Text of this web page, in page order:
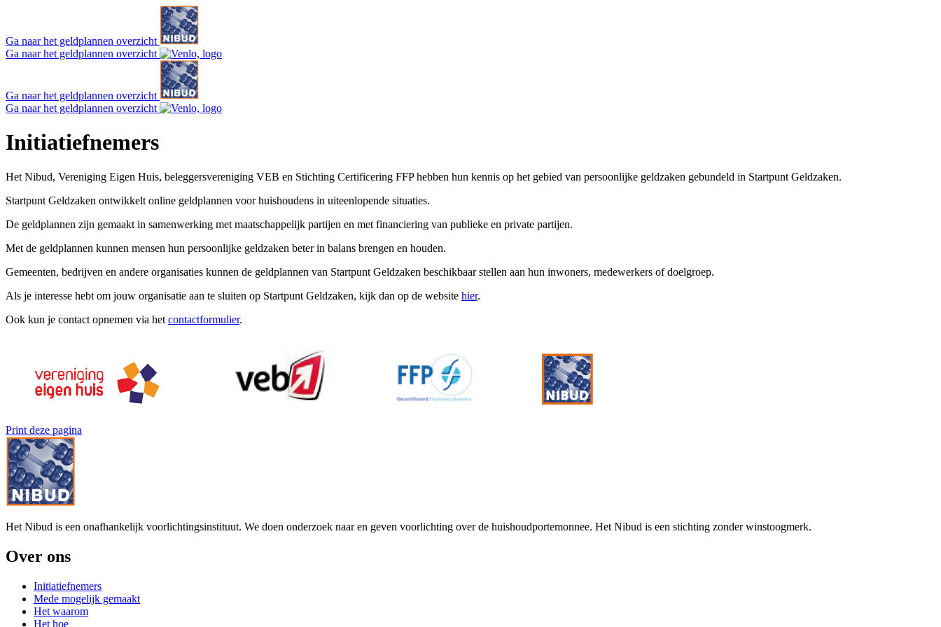
Ga naar het geldplannen overzicht
Ga naar het geldplannen overzicht
Ga naar het geldplannen overzicht
Ga naar het geldplannen overzicht
Initiatiefnemers
Het Nibud, Vereniging Eigen Huis, beleggersvereniging VEB en Stichting Certificering FFP hebben hun kennis op het gebied van persoonlijke geldzaken gebundeld in Startpunt Geldzaken.
Startpunt Geldzaken ontwikkelt online geldplannen voor huishoudens in uiteenlopende situaties.
De geldplannen zijn gemaakt in samenwerking met maatschappelijk partijen en met financiering van publieke en private partijen.
Met de geldplannen kunnen mensen hun persoonlijke geldzaken beter in balans brengen en houden.
Gemeenten, bedrijven en andere organisaties kunnen de geldplannen van Startpunt Geldzaken beschikbaar stellen aan hun inwoners, medewerkers of doelgroep.
Als je interesse hebt om jouw organisatie aan te sluiten op Startpunt Geldzaken, kijk dan op de website hier.
Ook kun je contact opnemen via het contactformulier.
Print deze pagina
Het Nibud is een onafhankelijk voorlichtingsinstituut. We doen onderzoek naar en geven voorlichting over de huishoudportemonnee. Het Nibud is een stichting zonder winstoogmerk.
Over ons
Initiatiefnemers
Mede mogelijk gemaakt
Het waarom
Het hoe